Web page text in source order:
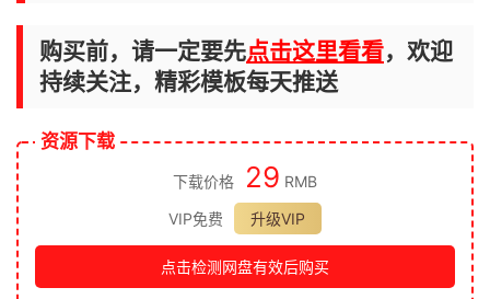
购买前，请一定要先点击这里看看，欢迎
持续关注，精彩模板每天推送
资源下载
下载价格 29 RMB
VIP免费
升级VIP
点击检测网盘有效后购买